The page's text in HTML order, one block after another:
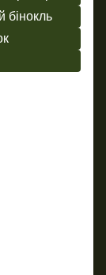
бінокль